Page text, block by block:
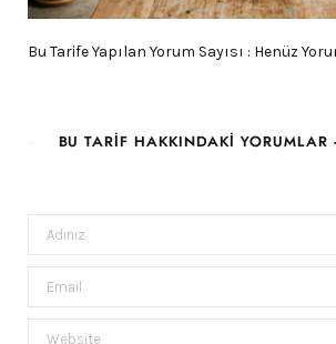
Bu Tarife Yapılan Yorum Sayısı : Henüz
BU TARIF HAKKINDAKI YORUMLAR